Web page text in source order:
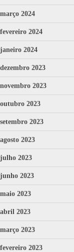
março 2024
fevereiro 2024
janeiro 2024
dezembro 2023
novembro 2023
outubro 2023
setembro 2023
agosto 2023
julho 2023
junho 2023
maio 2023
abril 2023
março 2023
fevereiro 2023